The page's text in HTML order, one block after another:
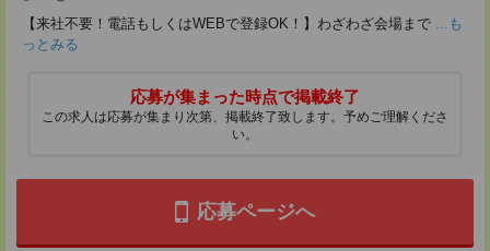
【来社不要！電話もしくはWEBで登録OK！】わざわざ会場まで ...も
っとみる
応募が集まった時点で掲載終了
この求人は応募が集まり次第、掲載終了致します。予めご理解くださ
い。
応募ページへ